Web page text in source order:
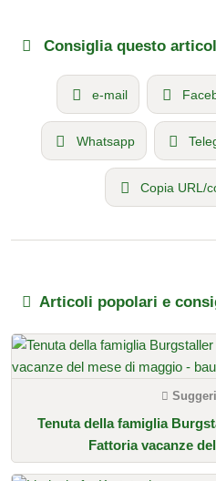
Consiglia questo
e-mail
Whatsapp
Copia URL/
Articoli popolari e
Tenuta della famiglia
Fattoria vacanze